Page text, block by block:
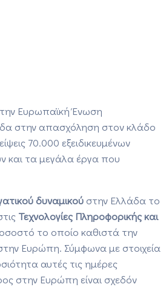
Ευρωπαϊκή Ένωση
στην απασχόληση στον κλάδο
70.000 εξειδικευμένων
και τα μεγάλα έργα που
δυναμικού στην Ελλάδα το
Τεχνολογίες Πληροφορικής και
το οποίο καθιστά την
Ευρώπη. Σύμφωνα με στοιχεία
αυτές τις ημέρες
στην Ευρώπη είναι σχεδόν